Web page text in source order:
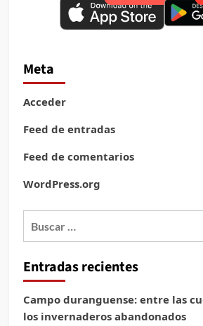
Meta
Acceder
Feed de entradas
Feed de comentarios
WordPress.org
Entradas recientes
Campo duranguense: entre las
los invernaderos abandonados